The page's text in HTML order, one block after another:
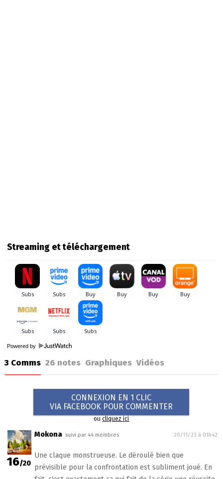
Streaming et téléchargement
Powered by
3 Comms 26 notes Graphiques Vidéos
CONNEXION EN 1 CLIC
VIA FACEBOOK POUR COMMENTER
oucliquez ici
16/20
Mokona suivi par 44 membres 20/11/23 à 01h42
Une claque monstrueuse. Le déroulé bien que
prévisible pour la confrontation est subliment joué. En